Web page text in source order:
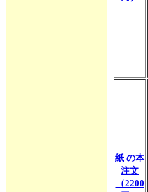
紙 の本
注文
（2200